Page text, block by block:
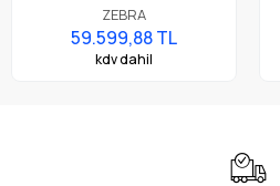
ZEBRA
59.599,88 TL
kdv dahil